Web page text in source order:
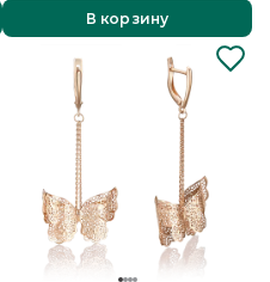
В корзину